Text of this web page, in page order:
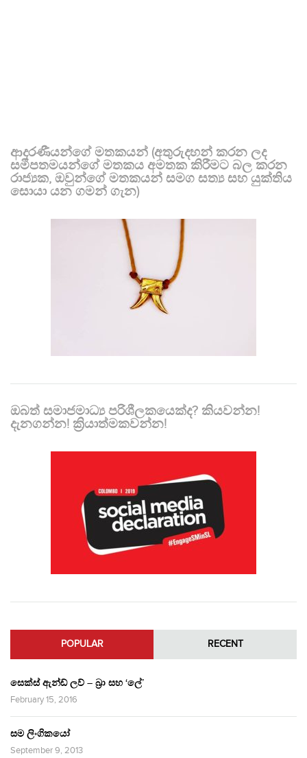
ආදරණීයන්ගේ මතකයන් (අතුරුදහන් කරන ලද
සමීපතමයන්ගේ මතකය අමතක කිරීමට බල කරන
රාජ්‍යක, ඔවුන්ගේ මතකයන් සමග සත්‍ය සහ යුක්තිය
සොයා යන ගමන් ගැන)
ඔබත් සමාජමාධ්‍ය පරිශීලකයෙක්ද? කියවන්න!
දැනගන්න! ක්‍රියාත්මකවන්න!
POPULAR RECENT
සෙක්ස් ඇන්ඩ් ලව් – බ්‍රා සහ ‘ලේ’
February 15, 2016
සම ලිංගිකයෝ
September 9, 2013